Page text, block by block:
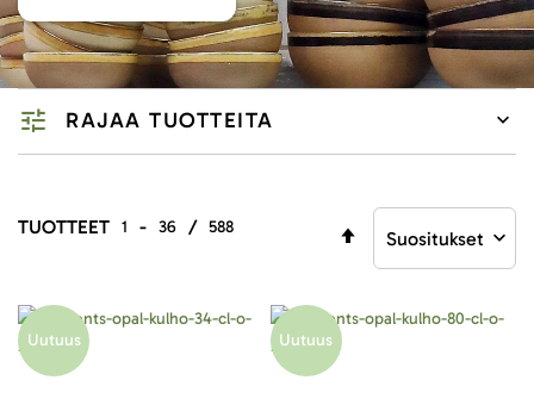
TUOTTEET 1 - 36 / 588
Aseta
Uutuus Uutuus
RAJAA TUOTTEITA